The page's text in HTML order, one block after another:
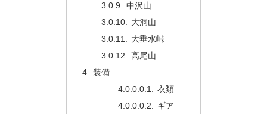
中沢山
大洞山
大垂水峠
高尾山
装備
衣類
ギア